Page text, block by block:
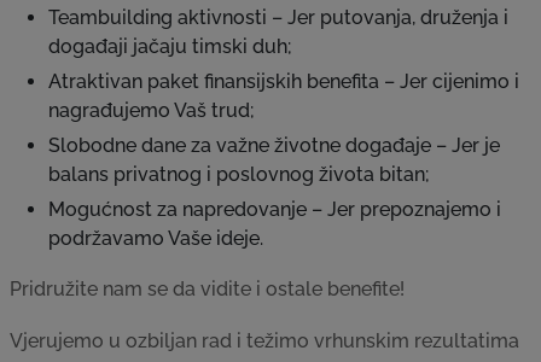
Teambuilding aktivnosti – Jer putovanja, druženja i
događaji jačaju timski duh;
Atraktivan paket finansijskih benefita – Jer cijenimo i
nagrađujemo Vaš trud;
Slobodne dane za važne životne događaje – Jer je
balans privatnog i poslovnog života bitan;
Mogućnost za napredovanje – Jer prepoznajemo i
podržavamo Vaše ideje.
Pridružite nam se da vidite i ostale benefite!
Vjerujemo u ozbiljan rad i težimo vrhunskim rezultatima